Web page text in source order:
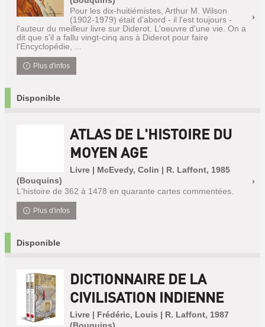
Pour les dix-huitiémistes, Arthur M. Wilson
(1902-1979) était d'abord - il l'est toujours -
l'auteur du meilleur livre sur Diderot. L'oeuvre d'une vie. On a
dit que s'il a fallu vingt-cinq ans à Diderot pour faire
l'Encyclopédie, ...
Plus d'infos
Disponible
ATLAS DE L'HISTOIRE DU
MOYEN AGE
Livre | McEvedy, Colin | R. Laffont, 1985
(Bouquins)
L'histoire de 362 à 1478 en quarante cartes commentées.
Plus d'infos
Disponible
DICTIONNAIRE DE LA
CIVILISATION INDIENNE
Livre | Frédéric, Louis | R. Laffont, 1987
(Bouquins)